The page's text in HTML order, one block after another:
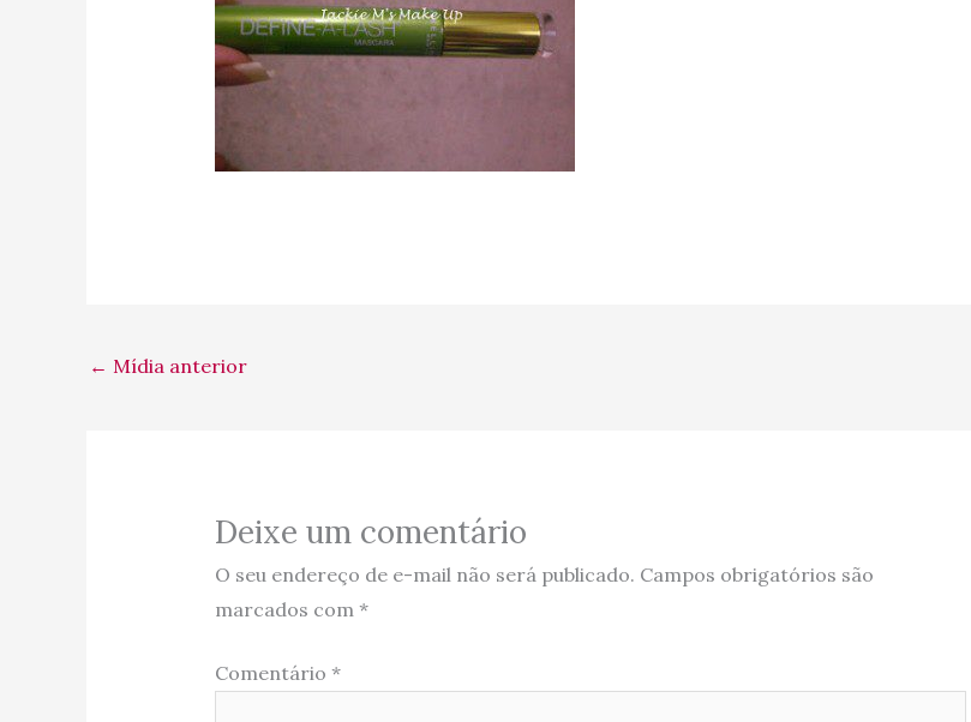
← Mídia anterior
Deixe um comentário
O seu endereço de e-mail não será publicado. Campos obrigatórios são
marcados com *
Comentário *